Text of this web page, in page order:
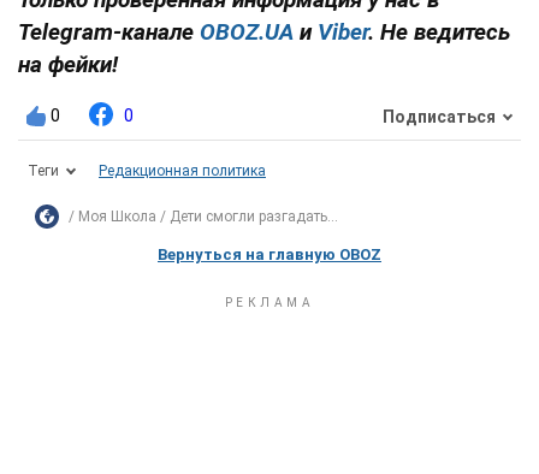
Telegram-канале OBOZ.UA и Viber. Не ведитесь
на фейки!
0 0 Подписаться
Теги Редакционная политика
Моя Школа Дети смогли разгадать...
Вернуться на главную OBOZ